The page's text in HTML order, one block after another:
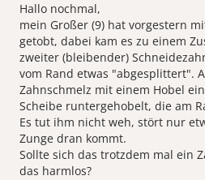
Hallo nochmal,
mein Großer (9) hat vorgestern
getobt, dabei kam es zu einem
zweiter (bleibender)
vom Rand etwas "abgesplittert".
Zahnschmelz mit einem Hobel
Scheibe runtergehobelt, die am
Es tut ihm nicht weh, stört nur
Zunge dran kommt.
Sollte sich das trotzdem mal ein
das harmlos?